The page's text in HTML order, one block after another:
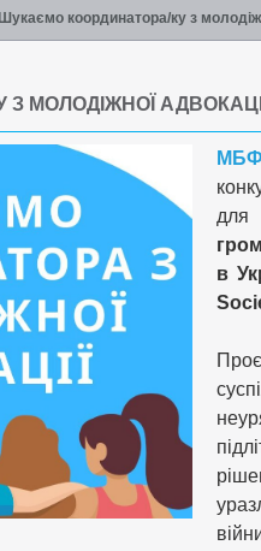
Шукаємо координатора/ку з
МОЛОДІЖНОЇ АДВОКАЦІЇ
МБФ
в